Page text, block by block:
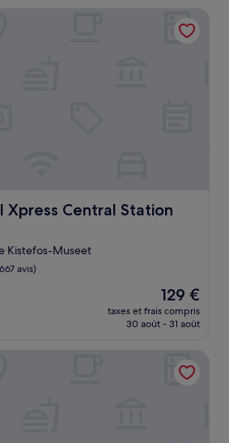
de
106 €
Central Station
Central Station
Kistefos-Museet
avis)
Le
nouveau
prix
de
129 €
129 €
taxes et frais compris
30 août - 31 août